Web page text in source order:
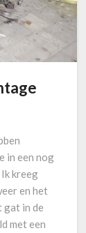
in een nog
kreeg
en het
gat in de
met een